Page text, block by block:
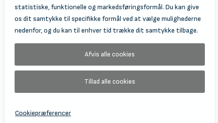
© 2026 Holbæk Kulturskole
Information Om Behandling Af Personoplysninger